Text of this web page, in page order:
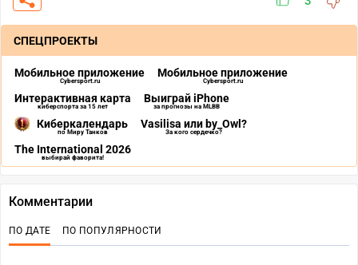
СПЕЦПРОЕКТЫ
Мобильное приложение
Cybersport.ru
Мобильное приложение
Cybersport.ru
Интерактивная карта
киберспорта за 15 лет
Выиграй iPhone
за прогнозы на MLBB
Киберкалендарь
по Миру Танков
Vasilisa или by_Owl?
За кого сердечко?
The International 2026
выбирай фаворита!
Комментарии
ПО ДАТЕ ПО ПОПУЛЯРНОСТИ